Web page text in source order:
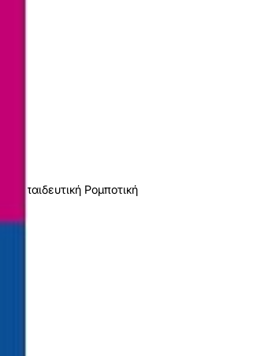
Εκπαιδευτική Ρομποτική